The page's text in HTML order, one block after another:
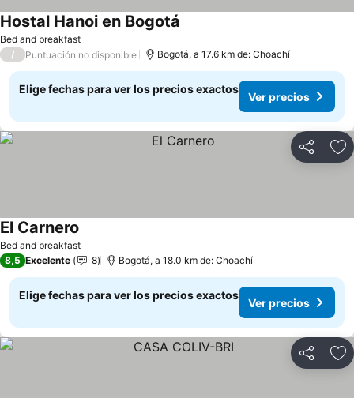
Bed and breakfast
Hostal Hanoi en Bogotá
/ Puntuación no disponible Bogotá, a 17.6 km de: Choachí
Elige fechas para ver los precios exactos
Ver precios
Compartir
Bed and breakfast
El Carnero
8,5 Excelente 8 Bogotá, a 18.0 km de: Choachí
Elige fechas para ver los precios exactos
Ver precios
Compartir